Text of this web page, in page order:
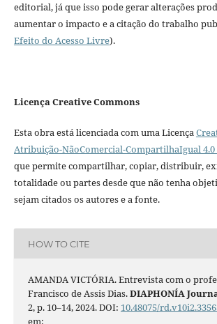
editorial, já que isso pode gerar alterações
aumentar o impacto e a citação do trabalho
Efeito do Acesso Livre).
Licença Creative Commons
Esta obra está licenciada com uma Licença
Atribuição-NãoComercial-CompartilhaIgual
que permite compartilhar, copiar, distribuir,
totalidade ou partes desde que não tenha
sejam citados os autores e a fonte.
HOW TO CITE
AMANDA VICTÓRIA. Entrevista com o
Francisco de Assis Dias.DIAPHONÍA
2, p. 10–14, 2024. DOI: 10.48075/
em: